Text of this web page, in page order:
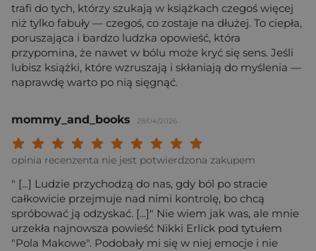
trafi do tych, którzy szukają w książkach czegoś więcej
niż tylko fabuły — czegoś, co zostaje na dłużej. To ciepła,
poruszająca i bardzo ludzka opowieść, która
przypomina, że nawet w bólu może kryć się sens. Jeśli
lubisz książki, które wzruszają i skłaniają do myślenia —
naprawdę warto po nią sięgnąć.
mommy_and_books 28/04/2026
Twoja ocena:
Twoja ocena: Wybitna 9/
Twoja ocena: Rewelacyjna 8/
Twoja ocena: Bardzo dobra 7/10"
Twoja ocena: Dobra 6/10"
Twoja ocena: Przeciętna 5/10"
Twoja ocena: Może być 4/10"
Twoja ocena: Słaba 3/10"
Twoja ocena: Bardzo słaba 2/10"
Twoja ocena: Beznadziejna 1/10"
opinia recenzenta nie jest potwierdzona zakupem
" [...] Ludzie przychodzą do nas, gdy ból po stracie
całkowicie przejmuje nad nimi kontrolę, bo chcą
spróbować ją odzyskać. [...]" Nie wiem jak was, ale mnie
urzekła najnowsza powieść Nikki Erlick pod tytułem
"Pola Makowe". Podobały mi się w niej emocje i nie